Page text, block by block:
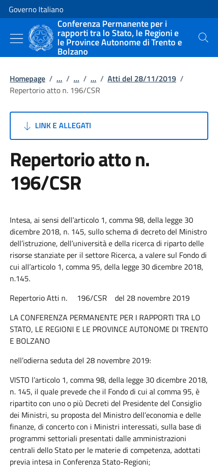
Vai al contenuto
Vai alla navigazione del sito
Governo Italiano
Conferenza Permanente per i
rapporti tra lo Stato, le Regioni e
le Province Autonome di Trento e
Bolzano
Cerca
Homepage / ... / ... / ... / Atti del 28/11/2019 /
Repertorio atto n. 196/CSR
LINK E ALLEGATI
Repertorio atto n.
196/CSR
Intesa, ai sensi dell’articolo 1, comma 98, della legge 30
dicembre 2018, n. 145, sullo schema di decreto del Ministro
dell’istruzione, dell’università e della ricerca di riparto delle
risorse stanziate per il settore Ricerca, a valere sul Fondo di
cui all’articolo 1, comma 95, della legge 30 dicembre 2018,
n.145.
Repertorio Atti n. 196/CSR del 28 novembre 2019
LA CONFERENZA PERMANENTE PER I RAPPORTI TRA LO
STATO, LE REGIONI E LE PROVINCE AUTONOME DI TRENTO
E BOLZANO
nell’odierna seduta del 28 novembre 2019:
VISTO l’articolo 1, comma 98, della legge 30 dicembre 2018,
n. 145, il quale prevede che il Fondo di cui al comma 95, è
ripartito con uno o più Decreti del Presidente del Consiglio
dei Ministri, su proposta del Ministro dell’economia e delle
finanze, di concerto con i Ministri interessati, sulla base di
programmi settoriali presentati dalle amministrazioni
centrali dello Stato per le materie di competenza, adottati
previa intesa in Conferenza Stato-Regioni;